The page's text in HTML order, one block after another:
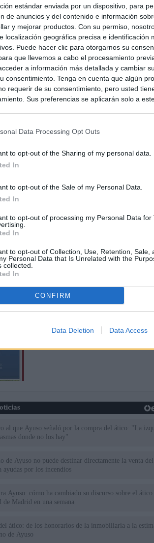
estándar enviada por un dispositivo, para
de anuncios y del contenido e información
y mejorar productos. Con su permiso,
localización geográfica precisa e identificación
Puede hacer clic para otorgarnos su
que llevemos a cabo el procesamiento
a información más detallada y cambiar
consentimiento. Tenga en cuenta que algún
requerir de su consentimiento, pero usted
Sus preferencias se aplicarán solo a
Data Processing Opt Outs
to opt-out of the Sharing of my personal data.
In
to opt-out of the Sale of my Personal Data.
In
to opt-out of processing my Personal Data for
In
to opt-out of Collection, Use, Retention, Sale,
Personal Data that Is Unrelated with the
collected.
In
CONFIRM
Data Deletion Data Access
al que Ayuso señaló por la compra del ático: "La
donde no los hay"
de Ayuso no puede destinar directamente la venta
ayudas por los incendios
Ayuso: cómo ha cambiado su discurso sobre el ático
de Madrid en una semana
ático: de los honorarios de la inmobiliaria a la
de Ayuso